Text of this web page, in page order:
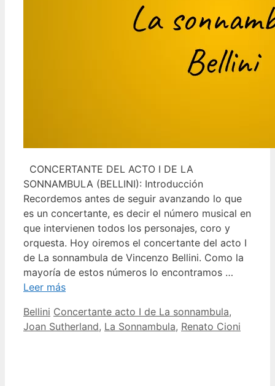
CONCERTANTE DEL ACTO I DE LA
SONNAMBULA (BELLINI): Introducción
Recordemos antes de seguir avanzando lo que
es un concertante, es decir el número musical en
que intervienen todos los personajes, coro y
orquesta. Hoy oiremos el concertante del acto I
de La sonnambula de Vincenzo Bellini. Como la
mayoría de estos números lo encontramos …
Leer más
Categorías
Bellini Etiquetas
Concertante acto I de La sonnambula,
Joan Sutherland, La Sonnambula, Renato Cioni